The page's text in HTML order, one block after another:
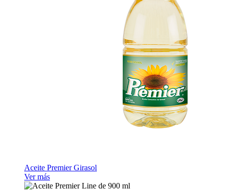
Aceite Premier Girasol
Ver más